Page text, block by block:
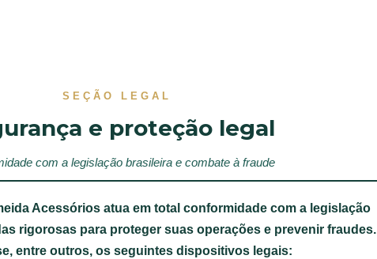
SEÇÃO LEGAL
e proteção legal
com a legislação brasileira e combate à fraude
Acessóriosatua em total conformidade com a legislação
rigorosas para proteger suas operações e prevenir fraudes.
entre outros, os seguintes dispositivos legais: